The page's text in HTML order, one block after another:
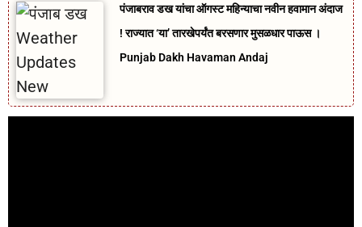
पंजाबराव डख यांचा ऑगस्ट महिन्याचा नवीन हवामान अंदाज
! राज्यात ‘या’ तारखेपर्यंत बरसणार मुसळधार पाऊस ।
Punjab Dakh Havaman Andaj